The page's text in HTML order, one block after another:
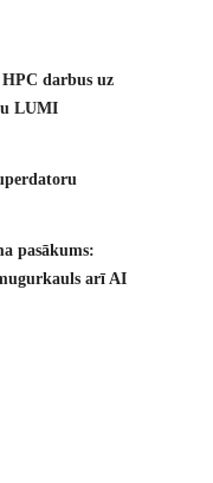
darbus uz
LUMI
pasākums:
arī AI